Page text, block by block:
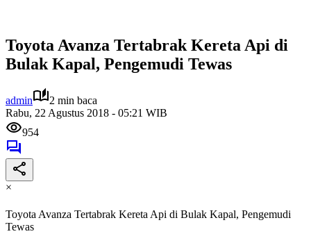
Toyota Avanza Tertabrak Kereta Api di
Bulak Kapal, Pengemudi Tewas
admin
2 min baca
Rabu, 22 Agustus 2018 - 05:21 WIB
954
×
Toyota Avanza Tertabrak Kereta Api di Bulak Kapal, Pengemudi
Tewas